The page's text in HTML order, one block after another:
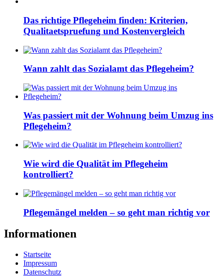
Das richtige Pflegeheim finden: Kriterien,
Qualitaetspruefung und Kostenvergleich
Wann zahlt das Sozialamt das Pflegeheim?
Was passiert mit der Wohnung beim Umzug ins
Pflegeheim?
Wie wird die Qualität im Pflegeheim
kontrolliert?
Pflegemängel melden – so geht man richtig vor
Informationen
Startseite
Impressum
Datenschutz